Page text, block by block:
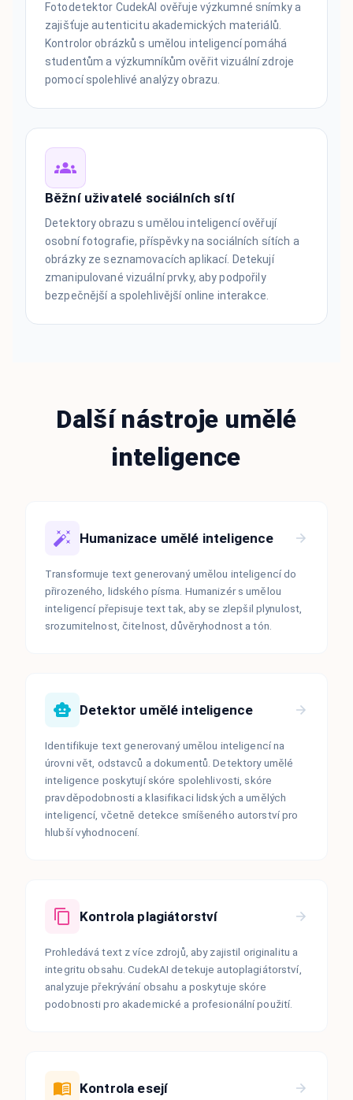
Fotodetektor CudekAI ověřuje výzkumné snímky a
zajišťuje autenticitu akademických materiálů.
Kontrolor obrázků s umělou inteligencí pomáhá
studentům a výzkumníkům ověřit vizuální zdroje
pomocí spolehlivé analýzy obrazu.
Běžní uživatelé sociálních sítí
Detektory obrazu s umělou inteligencí ověřují
osobní fotografie, příspěvky na sociálních sítích a
obrázky ze seznamovacích aplikací. Detekují
zmanipulované vizuální prvky, aby podpořily
bezpečnější a spolehlivější online interakce.
Další nástroje umělé
inteligence
Humanizace umělé inteligence
Transformuje text generovaný umělou inteligencí do
přirozeného, lidského písma. Humanizér s umělou
inteligencí přepisuje text tak, aby se zlepšil plynulost,
srozumitelnost, čitelnost, důvěryhodnost a tón.
Detektor umělé inteligence
Identifikuje text generovaný umělou inteligencí na
úrovni vět, odstavců a dokumentů. Detektory umělé
inteligence poskytují skóre spolehlivosti, skóre
pravděpodobnosti a klasifikaci lidských a umělých
inteligencí, včetně detekce smíšeného autorství pro
hlubší vyhodnocení.
Kontrola plagiátorství
Prohledává text z více zdrojů, aby zajistil originalitu a
integritu obsahu. CudekAI detekuje autoplagiátorství,
analyzuje překrývání obsahu a poskytuje skóre
podobnosti pro akademické a profesionální použití.
Kontrola esejí